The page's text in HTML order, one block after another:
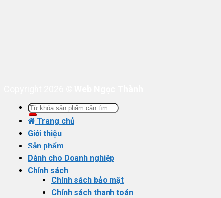
Tìm
kiếm:Trang chủ
Giới thiệu
Sản phẩm
Dành cho Doanh nghiệp
Chính sách
Chính sách bảo mật
Chính sách thanh toán